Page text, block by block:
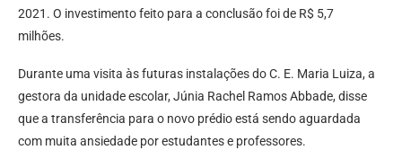
2021. O investimento feito para a conclusão foi de R$ 5,7
milhões.
Durante uma visita às futuras instalações do C. E. Maria Luiza, a
gestora da unidade escolar, Júnia Rachel Ramos Abbade, disse
que a transferência para o novo prédio está sendo aguardada
com muita ansiedade por estudantes e professores.